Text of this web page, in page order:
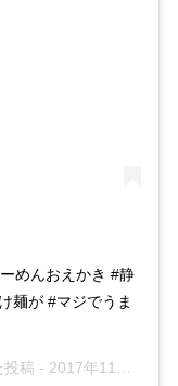
めんおえかき #静
麺が #マジでうま
投稿 - 2017年11月月20日午前7時30分PST